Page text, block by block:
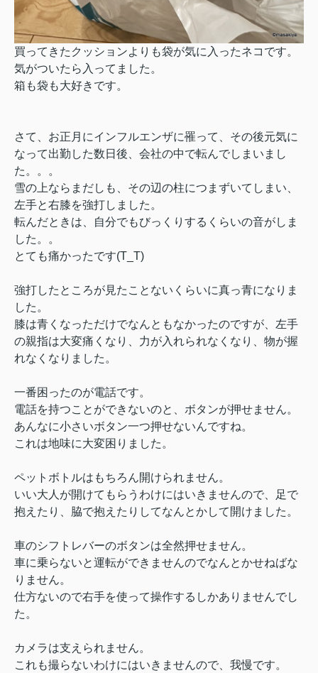
買ってきたクッションよりも袋が気に入ったネコです。
気がついたら入ってました。
箱も袋も大好きです。
さて、お正月にインフルエンザに罹って、その後元気に
なって出勤した数日後、会社の中で転んでしまいまし
た。。。
雪の上ならまだしも、その辺の柱につまずいてしまい、
左手と右膝を強打しました。
転んだときは、自分でもびっくりするくらいの音がしま
した。。
とても痛かったです(T_T)
強打したところが見たことないくらいに真っ青になりま
した。
膝は青くなっただけでなんともなかったのですが、左手
の親指は大変痛くなり、力が入れられなくなり、物が握
れなくなりました。
一番困ったのが電話です。
電話を持つことができないのと、ボタンが押せません。
あんなに小さいボタン一つ押せないんですね。
これは地味に大変困りました。
ペットボトルはもちろん開けられません。
いい大人が開けてもらうわけにはいきませんので、足で
抱えたり、脇で抱えたりしてなんとかして開けました。
車のシフトレバーのボタンは全然押せません。
車に乗らないと運転ができませんのでなんとかせねばな
りません。
仕方ないので右手を使って操作するしかありませんでし
た。
カメラは支えられません。
これも撮らないわけにはいきませんので、我慢です。